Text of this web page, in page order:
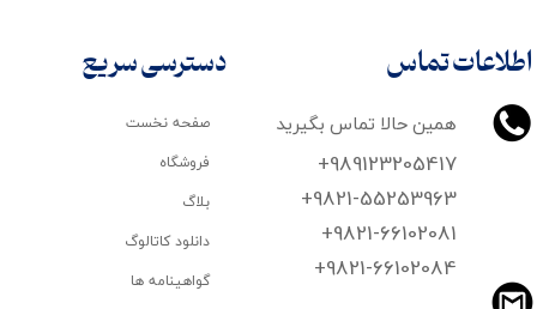
اطلاعات تماس
همین حالا تماس بگیرید
+989123205417
+9821-55253963
+9821-66102081
​​​​​​​+9821-66102084
صفحه نخست
فروشگاه
بلاگ
دانلود کاتالوگ
گواهینامه ها
دسترسی سریع